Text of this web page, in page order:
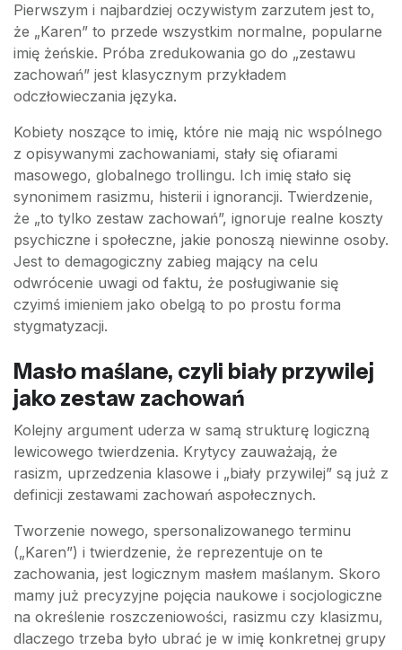
Pierwszym i najbardziej oczywistym zarzutem jest to,
że „Karen” to przede wszystkim normalne, popularne
imię żeńskie. Próba zredukowania go do „zestawu
zachowań” jest klasycznym przykładem
odczłowieczania języka.
Kobiety noszące to imię, które nie mają nic wspólnego
z opisywanymi zachowaniami, stały się ofiarami
masowego, globalnego trollingu. Ich imię stało się
synonimem rasizmu, histerii i ignorancji. Twierdzenie,
że „to tylko zestaw zachowań”, ignoruje realne koszty
psychiczne i społeczne, jakie ponoszą niewinne osoby.
Jest to demagogiczny zabieg mający na celu
odwrócenie uwagi od faktu, że posługiwanie się
czyimś imieniem jako obelgą to po prostu forma
stygmatyzacji.
Masło maślane, czyli biały przywilej
jako zestaw zachowań
Kolejny argument uderza w samą strukturę logiczną
lewicowego twierdzenia. Krytycy zauważają, że
rasizm, uprzedzenia klasowe i „biały przywilej” są już z
definicji zestawami zachowań aspołecznych.
Tworzenie nowego, spersonalizowanego terminu
(„Karen”) i twierdzenie, że reprezentuje on te
zachowania, jest logicznym masłem maślanym. Skoro
mamy już precyzyjne pojęcia naukowe i socjologiczne
na określenie roszczeniowości, rasizmu czy klasizmu,
dlaczego trzeba było ubrać je w imię konkretnej grupy